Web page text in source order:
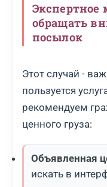
Экспертное
обращать
посылок
Этот случай -
пользуется
рекомендуем
ценного груза:
Объявленная
искать в